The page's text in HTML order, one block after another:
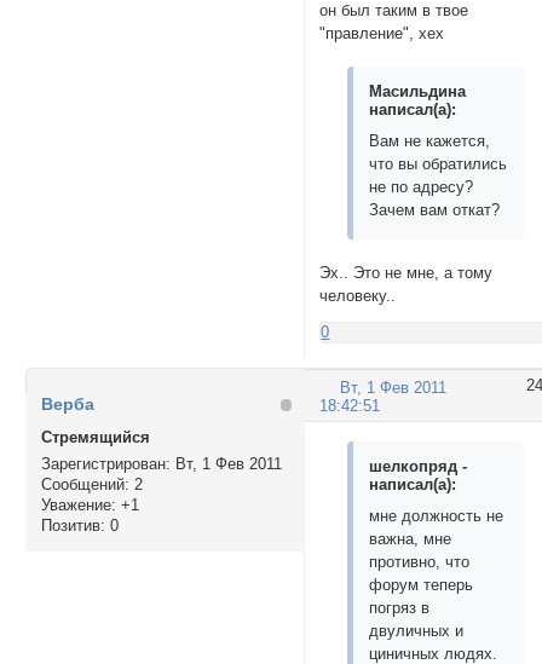
он был таким в твое
"правление", хех
Масильдина
написал(а):
Вам не кажется,
что вы обратились
не по адресу?
Зачем вам откат?
Эх.. Это не мне, а тому
человеку..
0
24
Вт, 1 Фев 2011
18:42:51
Верба
Стремящийся
Зарегистрирован: Вт, 1 Фев 2011
Сообщений: 2
Уважение: +1
Позитив: 0
шелкопряд -
написал(а):
мне должность не
важна, мне
противно, что
форум теперь
погряз в
двуличных и
циничных людях.